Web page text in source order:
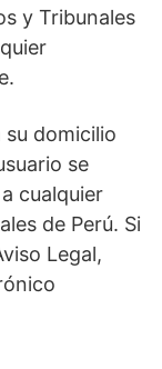
y Tribunales
su domicilio
se
cualquier
de Perú. Si
Legal,